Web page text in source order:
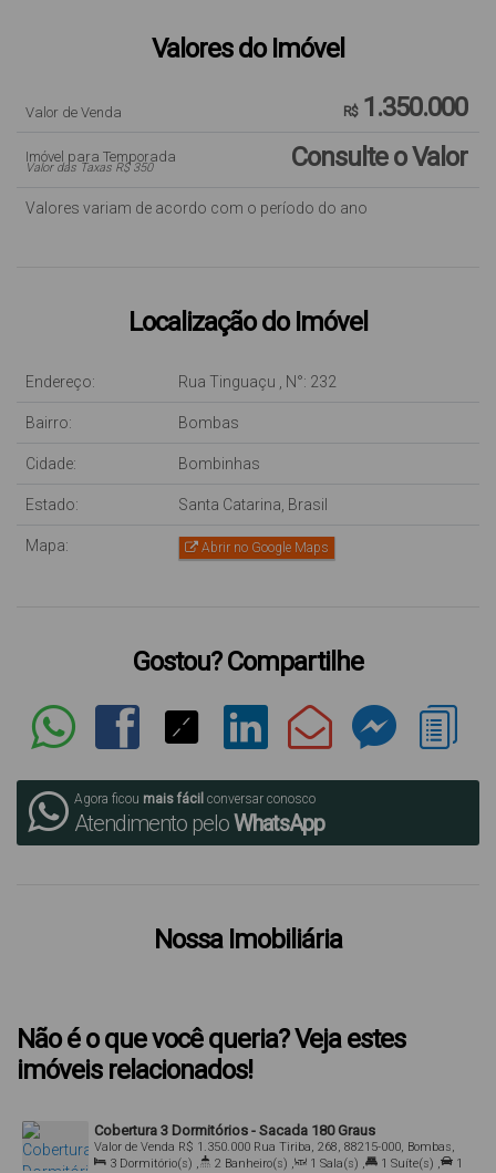
Valores do Imóvel
R$1.350.000
Valor de Venda
Consulte o Valor
Imóvel para Temporada
Valor das Taxas R$ 350
Valores variam de acordo com o período do ano
Localização do Imóvel
Endereço: Rua Tinguaçu , N°: 232
Bairro: Bombas
Cidade: Bombinhas
Estado: Santa Catarina, Brasil
Mapa: Abrir no Google Maps
Gostou? Compartilhe
Agora ficou mais fácil conversar conosco
Atendimento peloWhatsApp
Nossa Imobiliária
Não é o que você queria? Veja estes
imóveis relacionados!
Cobertura 3 Dormitórios - Sacada 180 Graus
R$ 1.350.000
Valor de Venda
Rua Tiriba, 268, 88215-000, Bombas,
Bombinhas, Santa Catarina, Brasil
3 Dormitório(s) , 2 Banheiro(s) , 1 Sala(s) , 1 Suíte(s) ,
1